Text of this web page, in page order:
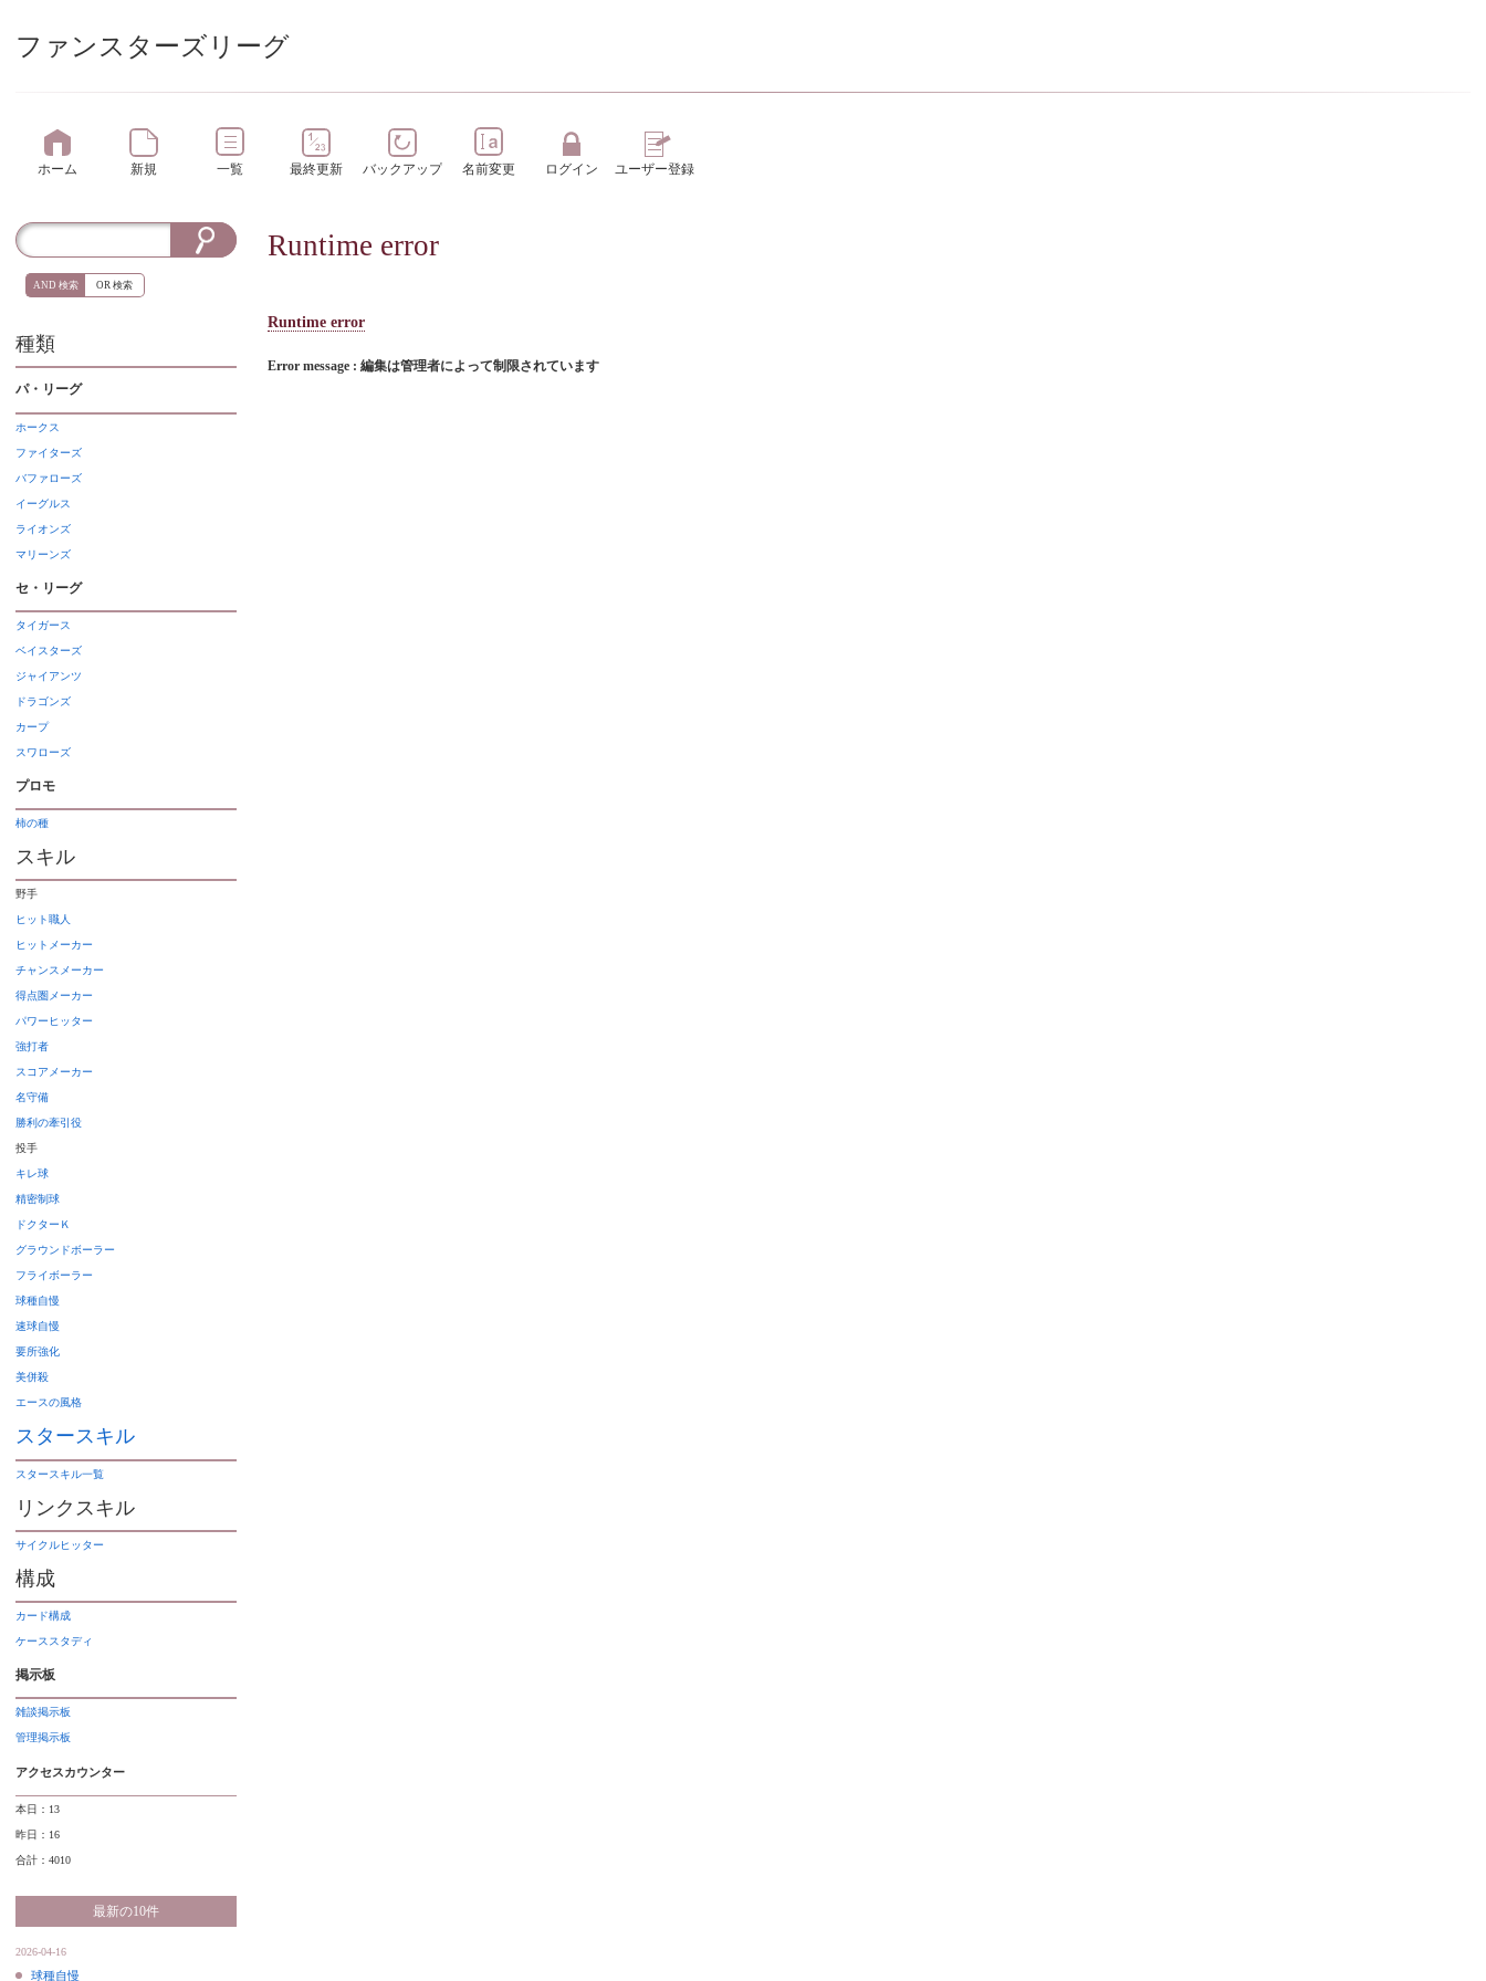
ファンスターズリーグ
ホーム 新規 一覧 最終更新 バックアップ 名前変更 ログイン ユーザー登録
Runtime error
Runtime error
Error message : 編集は管理者によって制限されています
AND 検索 OR 検索
種類
パ・リーグ
ホークス
ファイターズ
バファローズ
イーグルス
ライオンズ
マリーンズ
セ・リーグ
タイガース
ベイスターズ
ジャイアンツ
ドラゴンズ
カープ
スワローズ
プロモ
柿の種
スキル
野手
ヒット職人
ヒットメーカー
チャンスメーカー
得点圏メーカー
パワーヒッター
強打者
スコアメーカー
名守備
勝利の牽引役
投手
キレ球
精密制球
ドクターＫ
グラウンドボーラー
フライボーラー
球種自慢
速球自慢
要所強化
美併殺
エースの風格
スタースキル
スタースキル一覧
リンクスキル
サイクルヒッター
構成
カード構成
ケーススタディ
掲示板
雑談掲示板
管理掲示板
アクセスカウンター
本日：13
昨日：16
合計：4010
最新の10件
2026-04-16
球種自慢